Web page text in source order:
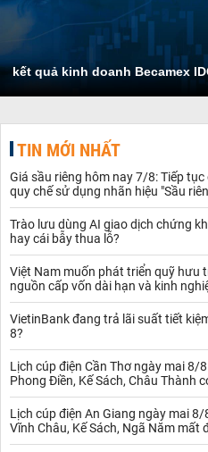
kết quả kinh doanh Becamex
TIN MỚI NHẤT
Giá sầu riêng hôm nay 7/8: Tiếp
quy chế sử dụng nhãn hiệu "Sầu
Trào lưu dùng AI giao dịch chứng
hay cái bẫy thua lỗ?
Việt Nam muốn phát triển quỹ hưu
nguồn cấp vốn dài hạn và kinh
VietinBank đang trả lãi suất tiết
8?
Lịch cúp điện Cần Thơ ngày mai 8/
Phong Điền, Kế Sách, Châu Thành
Lịch cúp điện An Giang ngày mai 8/
Vĩnh Châu, Kế Sách, Ngã Năm mất